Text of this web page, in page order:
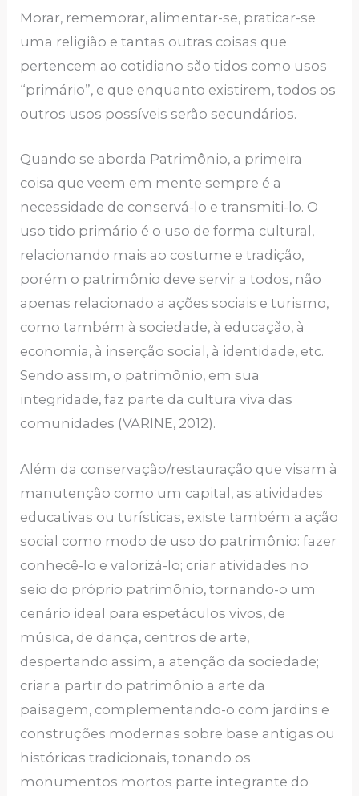
Morar, rememorar, alimentar-se, praticar-se
uma religião e tantas outras coisas que
pertencem ao cotidiano são tidos como usos
“primário”, e que enquanto existirem, todos os
outros usos possíveis serão secundários.
Quando se aborda Patrimônio, a primeira
coisa que veem em mente sempre é a
necessidade de conservá-lo e transmiti-lo. O
uso tido primário é o uso de forma cultural,
relacionando mais ao costume e tradição,
porém o patrimônio deve servir a todos, não
apenas relacionado a ações sociais e turismo,
como também à sociedade, à educação, à
economia, à inserção social, à identidade, etc.
Sendo assim, o patrimônio, em sua
integridade, faz parte da cultura viva das
comunidades (VARINE, 2012).
Além da conservação/restauração que visam à
manutenção como um capital, as atividades
educativas ou turísticas, existe também a ação
social como modo de uso do patrimônio: fazer
conhecê-lo e valorizá-lo; criar atividades no
seio do próprio patrimônio, tornando-o um
cenário ideal para espetáculos vivos, de
música, de dança, centros de arte,
despertando assim, a atenção da sociedade;
criar a partir do patrimônio a arte da
paisagem, complementando-o com jardins e
construções modernas sobre base antigas ou
históricas tradicionais, tonando os
monumentos mortos parte integrante do